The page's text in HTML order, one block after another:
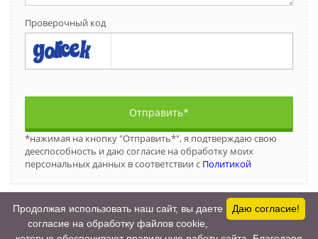
Проверочный код
Отправить*
*нажимая на кнопку "Отправить*", я подтверждаю свою
дееспособность и даю согласие на обработку моих
персональных данных в соответствии с Политикой
Даю согласие!
Продолжая использовать наш сайт, вы даете
согласие на обработку файлов cookie,